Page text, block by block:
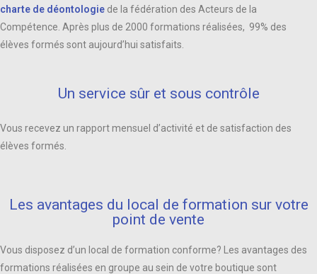
charte de déontologie de la fédération des Acteurs de la
Compétence. Après plus de 2000 formations réalisées, 99% des
élèves formés sont aujourd’hui satisfaits.
Un service sûr et sous contrôle
Vous recevez un rapport mensuel d’activité et de satisfaction des
élèves formés.
Les avantages du local de formation sur votre
point de vente
Vous disposez d’un local de formation conforme? Les avantages des
formations réalisées en groupe au sein de votre boutique sont